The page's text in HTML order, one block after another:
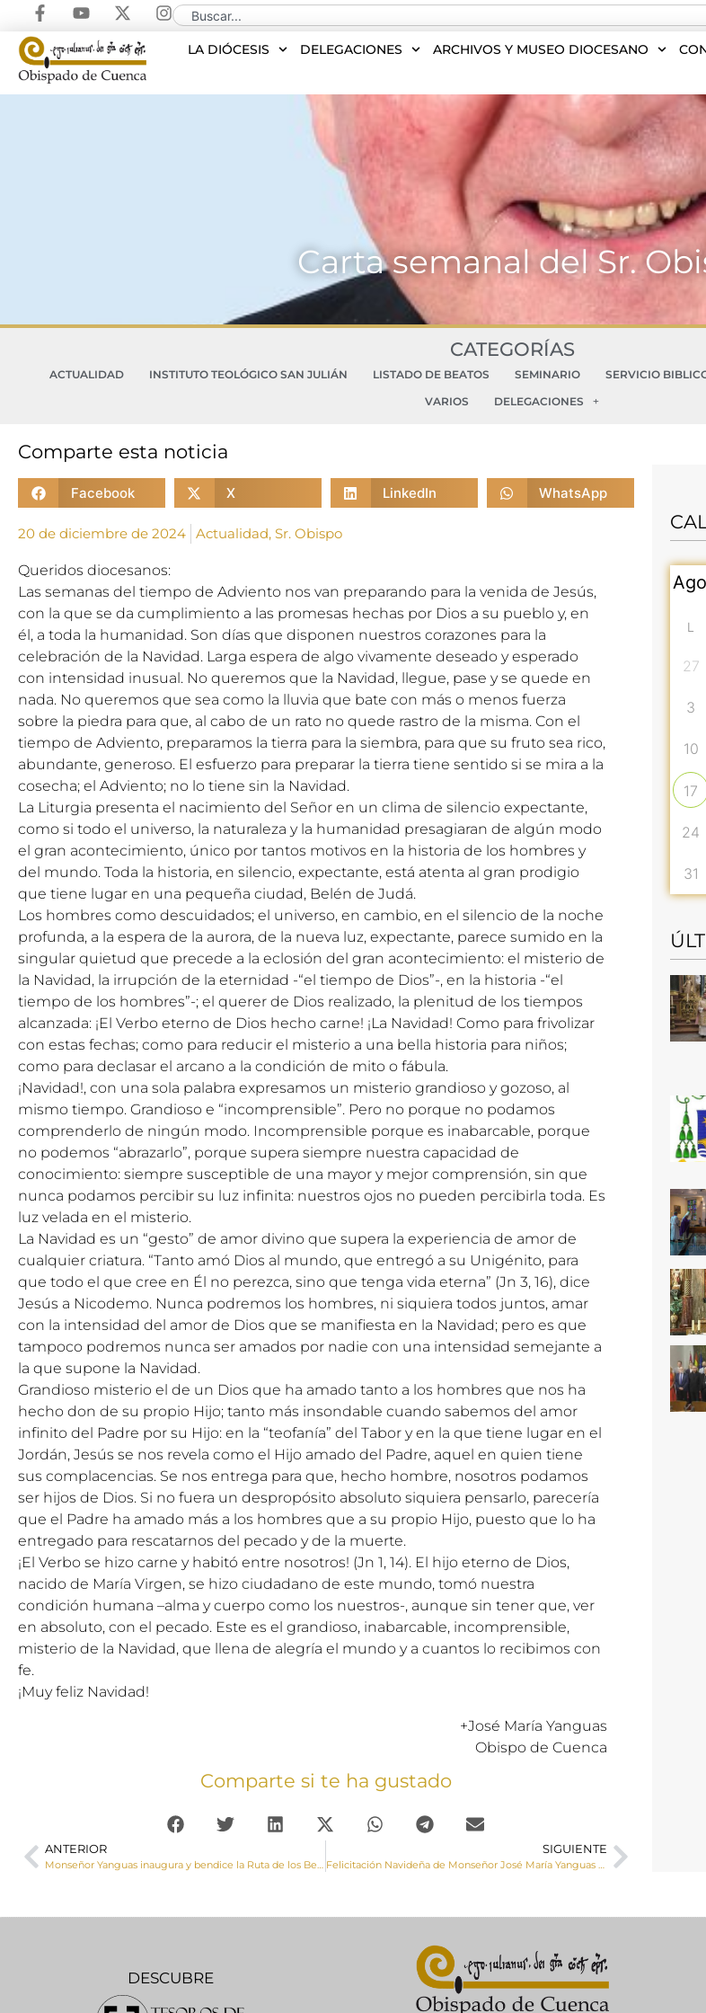
LA DIÓCESIS DELEGACIONES ARCHIVOS Y MUSEO DIOCESANO
Carta semanal del Sr.
CATEGORÍAS
ACTUALIDAD INSTITUTO TEOLÓGICO SAN JULIÁN LISTADO DE BEATOS SEMINARIO SERVICIO
VARIOS
DELEGACIONES
Comparte esta noticia
Facebook X LinkedIn WhatsApp
20 de diciembre de 2024 Actualidad, Sr. Obispo
Queridos diocesanos:
Las semanas del tiempo de Adviento nos van preparando para la venida de Jesús,
con la que se da cumplimiento a las promesas hechas por Dios a su pueblo y, en
él, a toda la humanidad. Son días que disponen nuestros corazones para la
celebración de la Navidad. Larga espera de algo vivamente deseado y esperado
con intensidad inusual. No queremos que la Navidad, llegue, pase y se quede en
nada. No queremos que sea como la lluvia que bate con más o menos fuerza
sobre la piedra para que, al cabo de un rato no quede rastro de la misma. Con el
tiempo de Adviento, preparamos la tierra para la siembra, para que su fruto sea rico,
abundante, generoso. El esfuerzo para preparar la tierra tiene sentido si se mira a la
cosecha; el Adviento; no lo tiene sin la Navidad.
La Liturgia presenta el nacimiento del Señor en un clima de silencio expectante,
como si todo el universo, la naturaleza y la humanidad presagiaran de algún modo
el gran acontecimiento, único por tantos motivos en la historia de los hombres y
del mundo. Toda la historia, en silencio, expectante, está atenta al gran prodigio
que tiene lugar en una pequeña ciudad, Belén de Judá.
Los hombres como descuidados; el universo, en cambio, en el silencio de la noche
profunda, a la espera de la aurora, de la nueva luz, expectante, parece sumido en la
singular quietud que precede a la eclosión del gran acontecimiento: el misterio de
la Navidad, la irrupción de la eternidad -“el tiempo de Dios”-, en la historia -“el
tiempo de los hombres”-; el querer de Dios realizado, la plenitud de los tiempos
alcanzada: ¡El Verbo eterno de Dios hecho carne! ¡La Navidad! Como para frivolizar
con estas fechas; como para reducir el misterio a una bella historia para niños;
como para declasar el arcano a la condición de mito o fábula.
¡Navidad!, con una sola palabra expresamos un misterio grandioso y gozoso, al
mismo tiempo. Grandioso e “incomprensible”. Pero no porque no podamos
comprenderlo de ningún modo. Incomprensible porque es inabarcable, porque
no podemos “abrazarlo”, porque supera siempre nuestra capacidad de
conocimiento: siempre susceptible de una mayor y mejor comprensión, sin que
nunca podamos percibir su luz infinita: nuestros ojos no pueden percibirla toda. Es
luz velada en el misterio.
La Navidad es un “gesto” de amor divino que supera la experiencia de amor de
cualquier criatura. “Tanto amó Dios al mundo, que entregó a su Unigénito, para
que todo el que cree en Él no perezca, sino que tenga vida eterna” (Jn 3, 16), dice
Jesús a Nicodemo. Nunca podremos los hombres, ni siquiera todos juntos, amar
con la intensidad del amor de Dios que se manifiesta en la Navidad; pero es que
tampoco podremos nunca ser amados por nadie con una intensidad semejante a
la que supone la Navidad.
Grandioso misterio el de un Dios que ha amado tanto a los hombres que nos ha
hecho don de su propio Hijo; tanto más insondable cuando sabemos del amor
infinito del Padre por su Hijo: en la “teofanía” del Tabor y en la que tiene lugar en el
Jordán, Jesús se nos revela como el Hijo amado del Padre, aquel en quien tiene
sus complacencias. Se nos entrega para que, hecho hombre, nosotros podamos
ser hijos de Dios. Si no fuera un despropósito absoluto siquiera pensarlo, parecería
que el Padre ha amado más a los hombres que a su propio Hijo, puesto que lo ha
entregado para rescatarnos del pecado y de la muerte.
¡El Verbo se hizo carne y habitó entre nosotros! (Jn 1, 14). El hijo eterno de Dios,
nacido de María Virgen, se hizo ciudadano de este mundo, tomó nuestra
condición humana –alma y cuerpo como los nuestros-, aunque sin tener que, ver
en absoluto, con el pecado. Este es el grandioso, inabarcable, incomprensible,
misterio de la Navidad, que llena de alegría el mundo y a cuantos lo recibimos con
fe.
¡Muy feliz Navidad!
+José María Yanguas
Obispo de Cuenca
Comparte si te ha gustado
ANTERIOR
Monseñor Yanguas inaugura y bendice la Ruta de los Belenes de la Junta de Cofradías
SIGUIENTE
Felicitación Navideña de Monseñor José María Yanguas a toda la diócesis
L
27
3
10
17
24
31
DESCUBRE